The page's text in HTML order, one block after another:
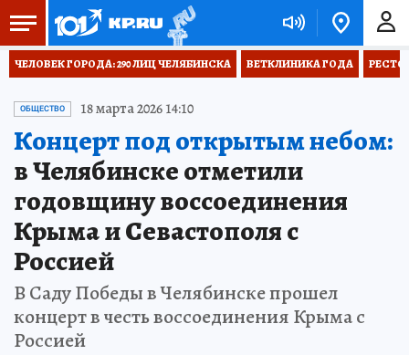
ЧЕЛОВЕК ГОРОДА: 290 ЛИЦ ЧЕЛЯБИНСКА ВЕТКЛИНИКА ГОДА
ОБЩЕСТВО 18 марта 2026 14:10
Концерт под открытым небом:
в Челябинске отметили
годовщину воссоединения
Крыма и Севастополя с
Россией
В Саду Победы в Челябинске прошел
концерт в честь воссоединения Крыма с
Россией